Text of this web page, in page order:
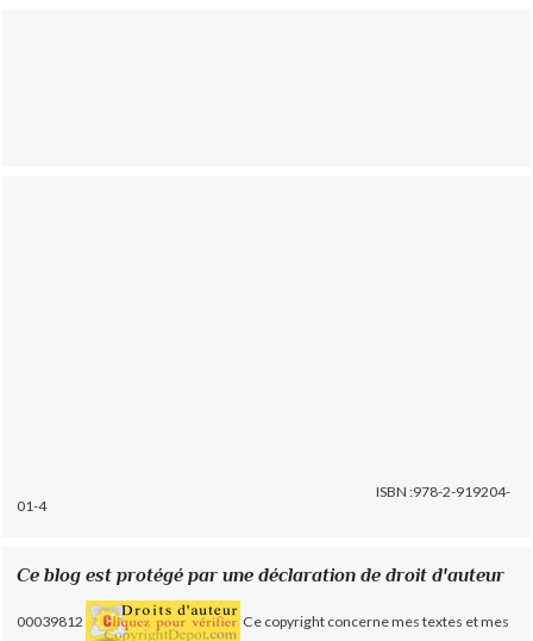
ISBN :978-2-919204-
01-4
Ce blog est protégé par une déclaration de droit d'auteur
00039812
Ce copyright concerne mes textes et mes